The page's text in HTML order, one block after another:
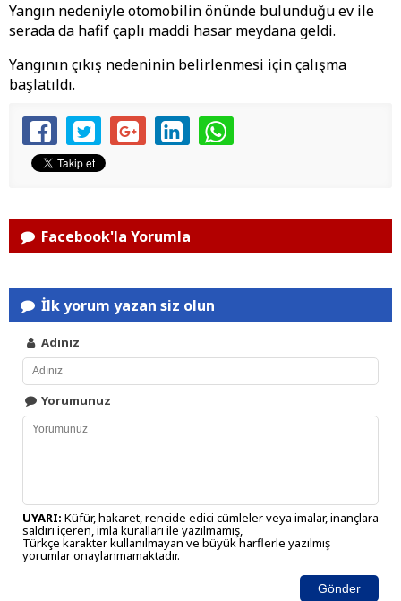
Yangın nedeniyle otomobilin önünde bulunduğu ev ile
serada da hafif çaplı maddi hasar meydana geldi.
Yangının çıkış nedeninin belirlenmesi için çalışma
başlatıldı.
Facebook'la Yorumla
İlk yorum yazan siz olun
Adınız
Yorumunuz
UYARI: Küfür, hakaret, rencide edici cümleler veya imalar, inançlara
saldırı içeren, imla kuralları ile yazılmamış,
Türkçe karakter kullanılmayan ve büyük harflerle yazılmış
yorumlar onaylanmamaktadır.
Gönder